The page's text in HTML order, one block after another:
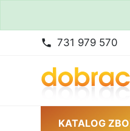
phone 731 979 570
KATALOG